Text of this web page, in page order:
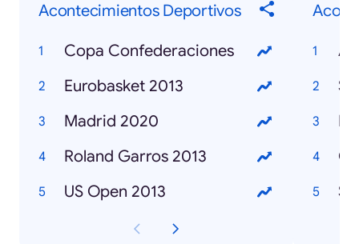
Acontecimientos Deportivos
Copa Confederaciones
Eurobasket 2013
Madrid 2020
Roland Garros 2013
US Open 2013